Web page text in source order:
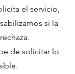
el servicio,
si la
de solicitar lo